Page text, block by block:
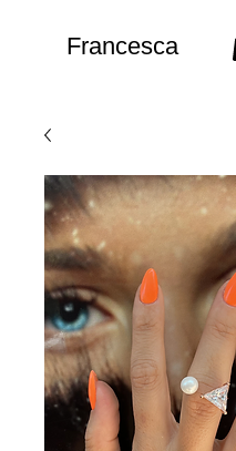
Francesca